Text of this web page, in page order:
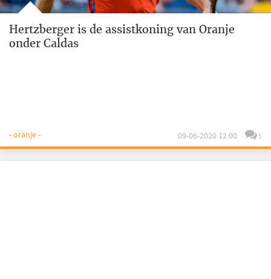
Hertzberger is de assistkoning van Oranje
onder Caldas
- oranje - 09-06-2020 12:00 5